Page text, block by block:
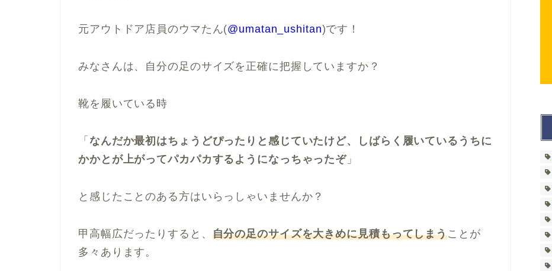
元アウトドア店員のウマたん(@umatan_ushitan)です！
みなさんは、自分の足のサイズを正確に把握していますか？
靴を履いている時
「 なんだか最初はちょうどぴったりと感じていたけど、しばらく履いているうちに
かかとが上がってパカパカするようになっちゃったぞ」
と感じたことのある方はいらっしゃいませんか？
甲高幅広だったりすると、 自分の足のサイズを大きめに見積もってしまうことが
多々あります。